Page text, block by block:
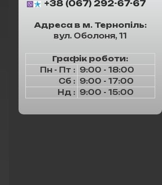
+38 (067) 292-67-67
Адреса в м. Тернопіль:
вул. Оболоня, 11
Графік роботи:
Пн - Пт : 9:00 - 18:00
Сб : 9:00 - 17:00
Нд : 9:00 - 15:00